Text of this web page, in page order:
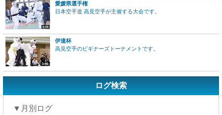
愛媛県選手権
日本空手道 高見空手が主催する大会です。
伊達杯
高見空手のビギナーズトーナメントです。
ログ検索
▼月別ログ